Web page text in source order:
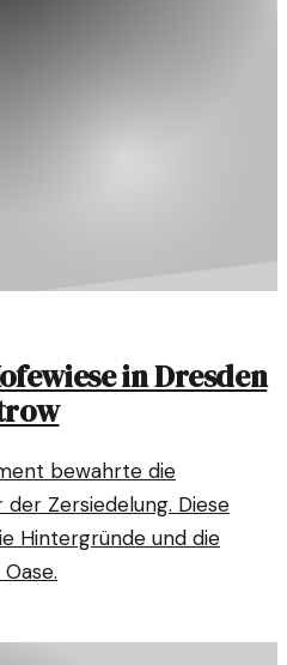
in Dresden
bewahrte die
Zersiedelung. Diese
Hintergründe und die